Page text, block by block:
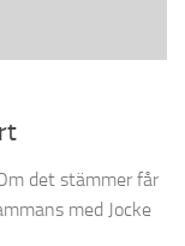
det stämmer får
med Jocke